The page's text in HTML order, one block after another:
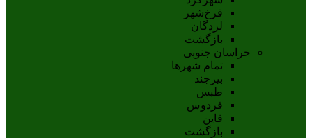
فرخ‌شهر
لردگان
بازگشت
خراسان جنوبی
تمام شهر‌ها
بيرجند
طبس
فردوس
قاين
بازگشت